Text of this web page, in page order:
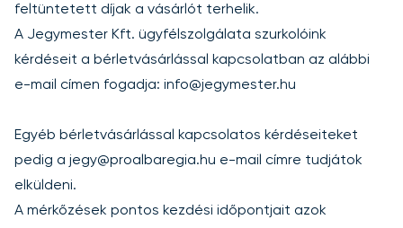
feltüntetett díjak a vásárlót terhelik.
A Jegymester Kft. ügyfélszolgálata szurkolóink
kérdéseit a bérletvásárlással kapcsolatban az alábbi
e-mail címen fogadja: info@jegymester.hu
Egyéb bérletvásárlással kapcsolatos kérdéseiteket
pedig a jegy@proalbaregia.hu e-mail címre tudjátok
elküldeni.
A mérkőzések pontos kezdési időpontjait azok